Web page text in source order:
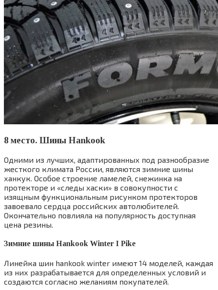
8 место. Шины Hankook
Одними из лучших, адаптированных под разнообразие
жесткого климата России, являются зимние шины
ханкук. Особое строение ламелей, снежинка на
протекторе и «следы хаски» в совокупности с
изящным функциональным рисунком протекторов
завоевало сердца российских автолюбителей.
Окончательно повлияла на популярность доступная
цена резины.
Зимние шины Hankook Winter I Pike
Линейка шин hankook winter имеют 14 моделей, каждая
из них разрабатывается для определенных условий и
создаются согласно желаниям покупателей.